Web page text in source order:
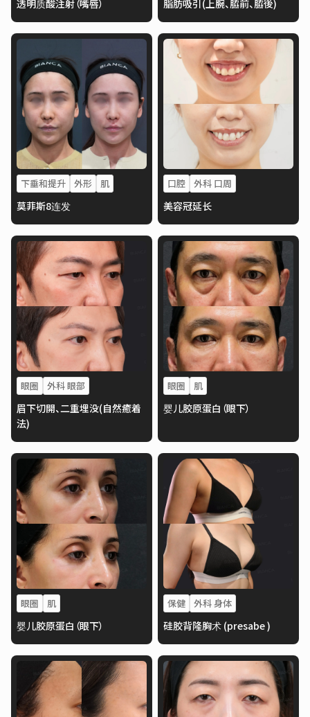
透明质酸注射（嘴唇） 脂肪吸引(上腕、脇前、脇後)
下垂和提升 外形 肌
莫菲斯8连发
口腔 外科 口周
美容冠延长
眼圈 外科 眼部
眉下切開、二重埋没(自然癒着
法)
眼圈 肌
婴儿胶原蛋白（眼下）
眼圈 肌
婴儿胶原蛋白（眼下）
保健 外科 身体
硅胶背隆胸术 (presabe )